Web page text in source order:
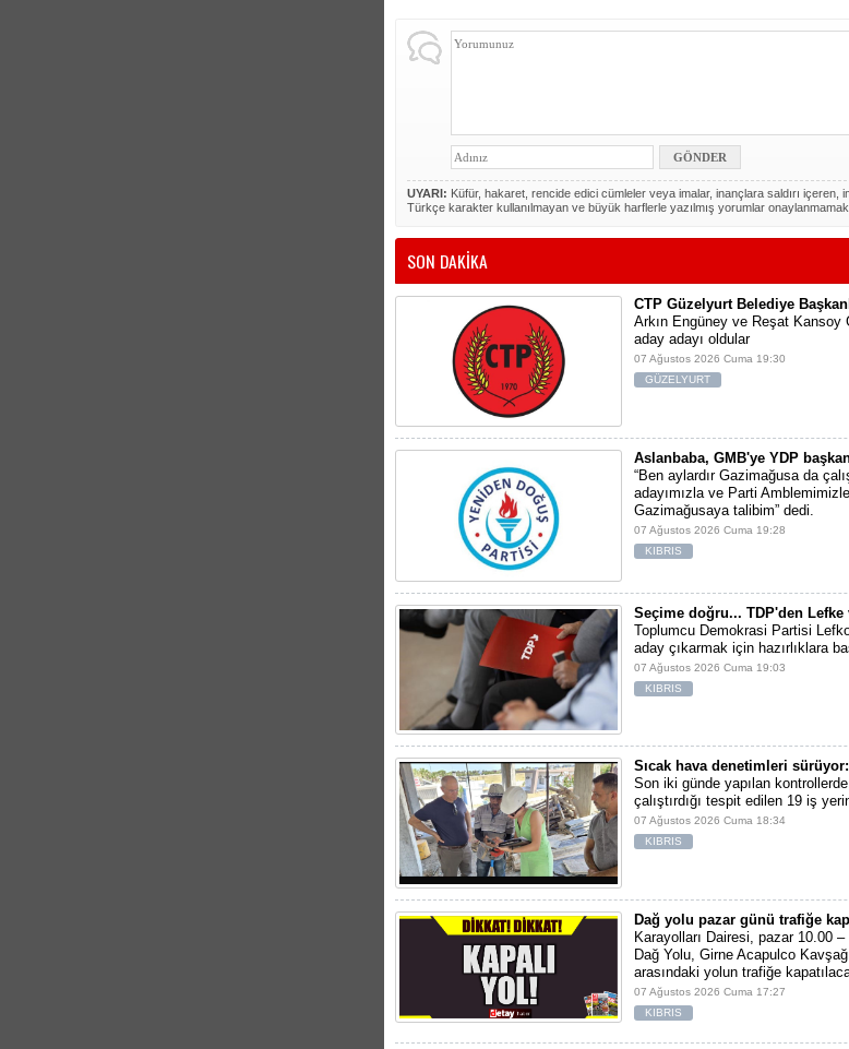
UYARI: Küfür, hakaret, rencide edici cümleler veya imalar, inançlara saldırı içeren,
Türkçe karakter kullanılmayan ve büyük harflerle yazılmış yorumlar
SON DAKİKA
CTP Güzelyurt Belediye
Arkın Engüney ve Reşat
aday adayı oldular
07 Ağustos 2026 Cuma 19:30
GÜZELYURT
Aslanbaba, GMB'ye YDP
“Ben aylardır Gazimağusa da
adayımızla ve Parti
Gazimağusaya talibim” dedi.
07 Ağustos 2026 Cuma 19:28
KIBRIS
Seçime doğru... TDP'den Lefke
Toplumcu Demokrasi Partisi
aday çıkarmak için hazırlıklara
07 Ağustos 2026 Cuma 19:03
KIBRIS
Sıcak hava denetimleri
Son iki günde yapılan
çalıştırdığı tespit edilen 19 iş
07 Ağustos 2026 Cuma 18:34
KIBRIS
Dağ yolu pazar günü trafiğe
Karayolları Dairesi, pazar 10.00
Dağ Yolu, Girne Acapulco
arasındaki yolun trafiğe
07 Ağustos 2026 Cuma 17:27
KIBRIS